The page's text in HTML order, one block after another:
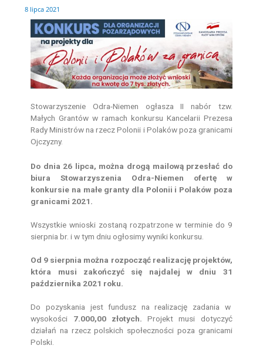
8 lipca 2021
Stowarzyszenie Odra-Niemen ogłasza II nabór tzw.
Małych Grantów w ramach konkursu Kancelarii Prezesa
Rady Ministrów na rzecz Polonii i Polaków poza granicami
Ojczyzny.
Do dnia 26 lipca, można drogą mailową przesłać do
biura Stowarzyszenia Odra-Niemen ofertę w
konkursie na małe granty dla Polonii i Polaków poza
granicami 2021.
Wszystkie wnioski zostaną rozpatrzone w terminie do 9
sierpnia br. i w tym dniu ogłosimy wyniki konkursu.
Od 9 sierpnia można rozpocząć realizację projektów,
która musi zakończyć się najdalej w dniu 31
października 2021 roku.
Do pozyskania jest fundusz na realizację zadania w
wysokości 7.000,00 złotych. Projekt musi dotyczyć
działań na rzecz polskich społeczności poza granicami
Polski.